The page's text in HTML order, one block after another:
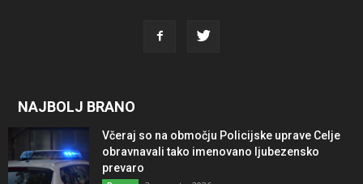
NAJBOLJ BRANO
Včeraj so na območju Policijske uprave Celje
obravnavali tako imenovano ljubezensko
prevaro